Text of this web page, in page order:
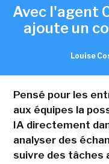
Avec l'agent
ajoute un
Louise
Pensé pour les
aux équipes la
IA directement
analyser des
suivre des tâches